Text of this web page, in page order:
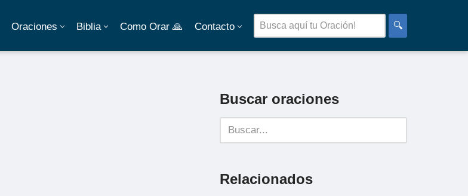
Oraciones Biblia Como Orar 🙏 Contacto 🔍
Buscar oraciones
Relacionados